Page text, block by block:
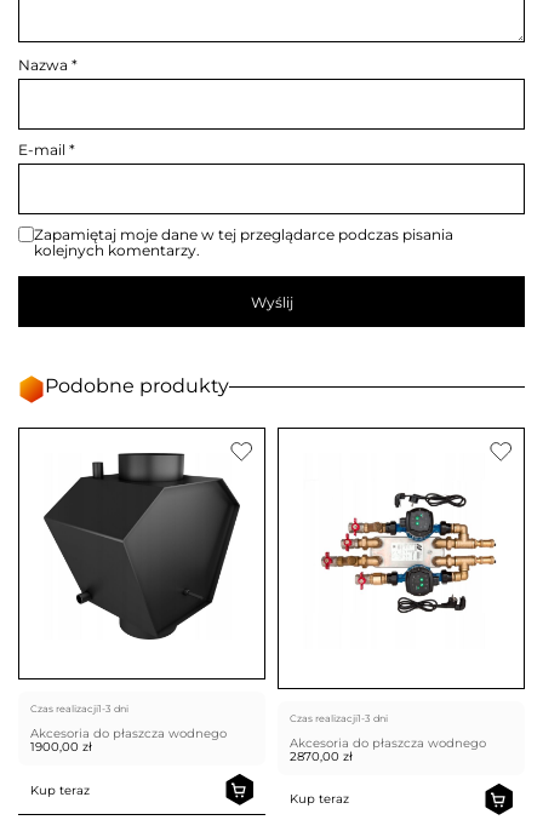
Nazwa *
E-mail *
Zapamiętaj moje dane w tej przeglądarce podczas pisania
kolejnych komentarzy.
Podobne produkty
Czas realizacji1-3 dni
Akcesoria do płaszcza wodnego
1900,00 zł
Kup teraz
Czas realizacji1-3 dni
Akcesoria do płaszcza wodnego
2870,00 zł
Kup teraz